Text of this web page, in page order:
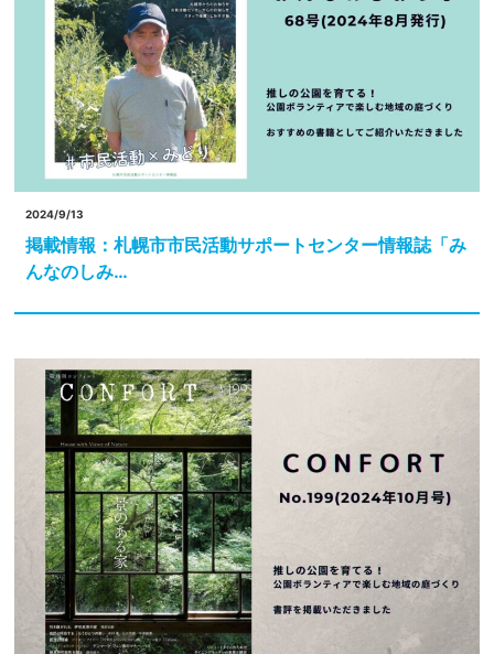
2024/9/13
掲載情報：札幌市市民活動サポートセンター情報誌「み
んなのしみ…